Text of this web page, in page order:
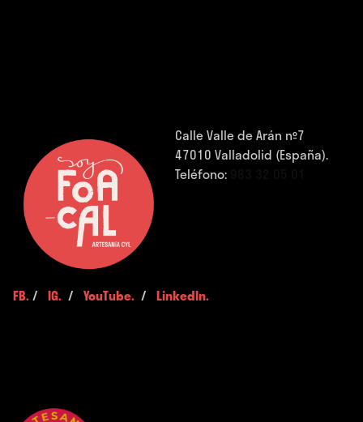
Calle Valle de Arán nº7
47010 Valladolid (España).
Teléfono:
FB. / IG. / YouTube. / LinkedIn.